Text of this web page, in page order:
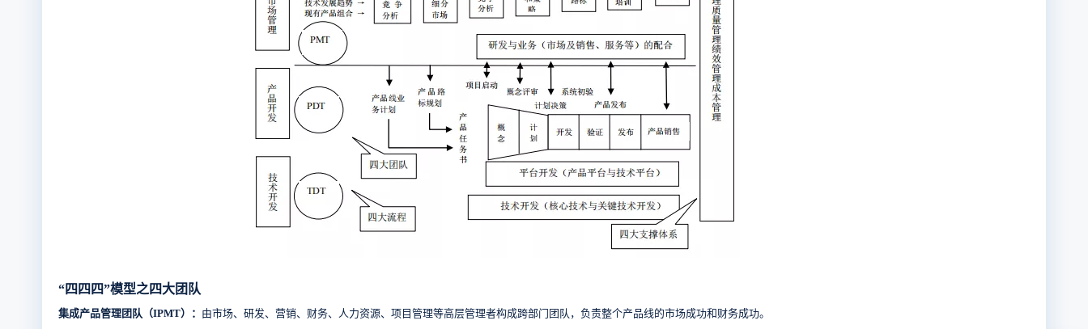
“四四四”模型之四大团队
集成产品管理团队（IPMT）： 由市场、研发、营销、财务、人力资源、项目管理等高层管理者构成跨部门团队，负责整个产品线的市场成功和财务成功。